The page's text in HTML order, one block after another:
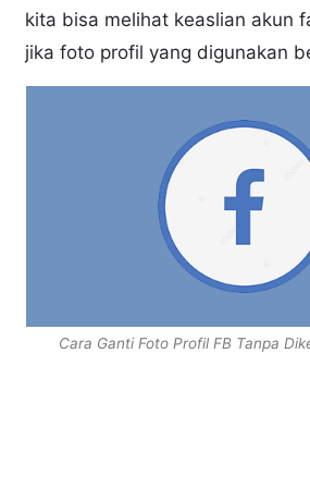
kita bisa melihat keaslian akun
jika foto profil yang digunakan
Cara Ganti Foto Profil FB Tanpa